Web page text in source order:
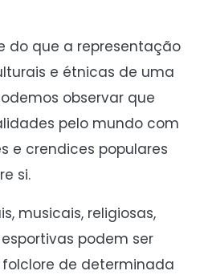
do que a representação
e étnicas de uma
observar que
pelo mundo com
e crendices populares
si.
musicais, religiosas,
podem ser
de determinada